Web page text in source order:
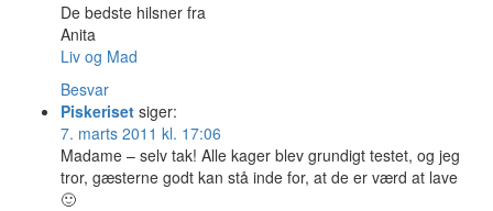
De bedste hilsner fra
Anita
Liv og Mad
Besvar
Piskeriset siger:
7. marts 2011 kl. 17:06
Madame – selv tak! Alle kager blev grundigt testet, og jeg
tror, gæsterne godt kan stå inde for, at de er værd at lave
🙂